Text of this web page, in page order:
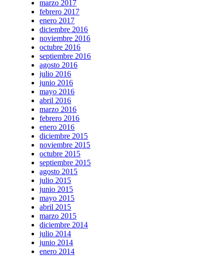
marzo 2017
febrero 2017
enero 2017
diciembre 2016
noviembre 2016
octubre 2016
septiembre 2016
agosto 2016
julio 2016
junio 2016
mayo 2016
abril 2016
marzo 2016
febrero 2016
enero 2016
diciembre 2015
noviembre 2015
octubre 2015
septiembre 2015
agosto 2015
julio 2015
junio 2015
mayo 2015
abril 2015
marzo 2015
diciembre 2014
julio 2014
junio 2014
enero 2014